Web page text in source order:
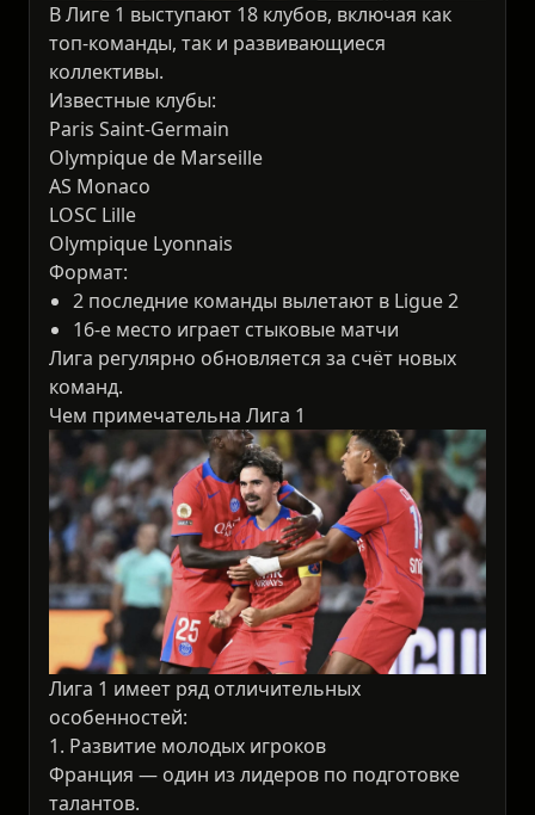
В Лиге 1 выступают 18 клубов, включая как
топ-команды, так и развивающиеся
коллективы.
Известные клубы:
Paris Saint-Germain
Olympique de Marseille
AS Monaco
LOSC Lille
Olympique Lyonnais
Формат:
2 последние команды вылетают в Ligue 2
16-е место играет стыковые матчи
Лига регулярно обновляется за счёт новых
команд.
Чем примечательна Лига 1
Лига 1 имеет ряд отличительных
особенностей:
1. Развитие молодых игроков
Франция — один из лидеров по подготовке
талантов.